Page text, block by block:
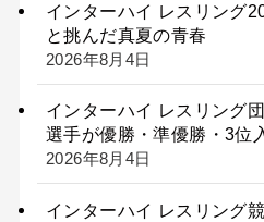
インターハイ レスリング
と挑んだ真夏の青春
2026年8月4日
インターハイ レスリング
選手が優勝・準優勝・3位
2026年8月4日
インターハイ レスリング